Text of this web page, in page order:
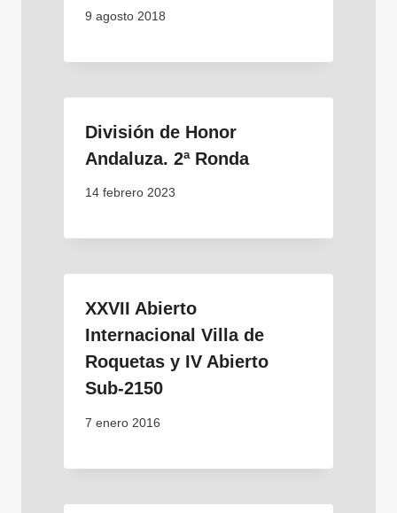
9 agosto 2018
División de Honor
Andaluza. 2ª Ronda
14 febrero 2023
XXVII Abierto
Internacional Villa de
Roquetas y IV Abierto
Sub-2150
7 enero 2016